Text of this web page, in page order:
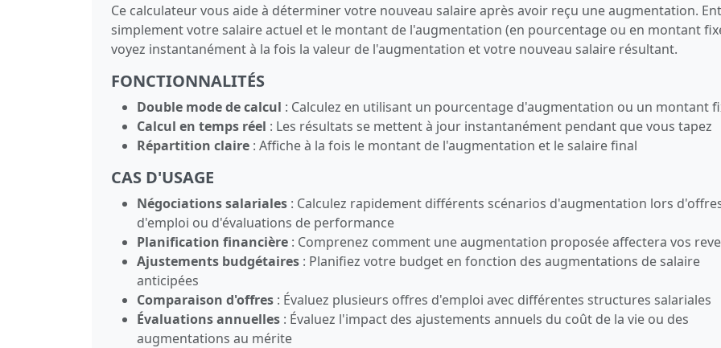
Ce calculateur vous aide à déterminer votre nouveau salaire après avoir reçu une augmentation.
simplement votre salaire actuel et le montant de l'augmentation (en pourcentage ou en montant
voyez instantanément à la fois la valeur de l'augmentation et votre nouveau salaire résultant.
FONCTIONNALITÉS
Double mode de calcul : Calculez en utilisant un pourcentage d'augmentation ou un montant
Calcul en temps réel : Les résultats se mettent à jour instantanément pendant que vous tapez
Répartition claire : Affiche à la fois le montant de l'augmentation et le salaire final
CAS D'USAGE
Négociations salariales : Calculez rapidement différents scénarios d'augmentation lors
d'emploi ou d'évaluations de performance
Planification financière : Comprenez comment une augmentation proposée affectera vos
Ajustements budgétaires : Planifiez votre budget en fonction des augmentations de salaire
anticipées
Comparaison d'offres : Évaluez plusieurs offres d'emploi avec différentes structures salariales
Évaluations annuelles : Évaluez l'impact des ajustements annuels du coût de la vie ou des
augmentations au mérite